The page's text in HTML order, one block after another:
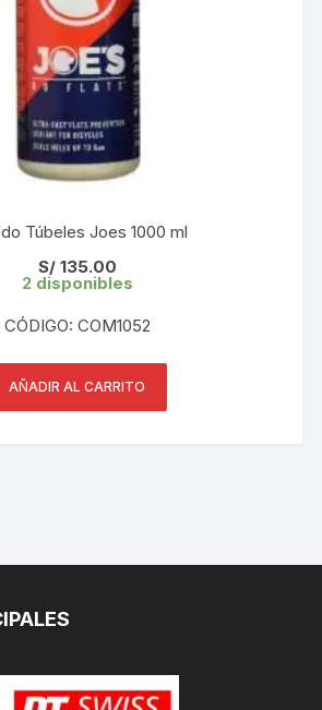
Túbeles Joes 1000 ml
S/135.00
2 disponibles
CÓDIGO: COM1052
AÑADIR AL CARRITO